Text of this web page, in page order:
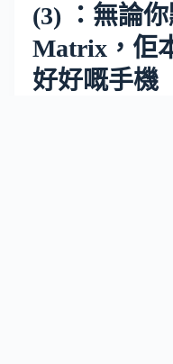
(3) ：無論
Matrix，佢
好好嘅手機